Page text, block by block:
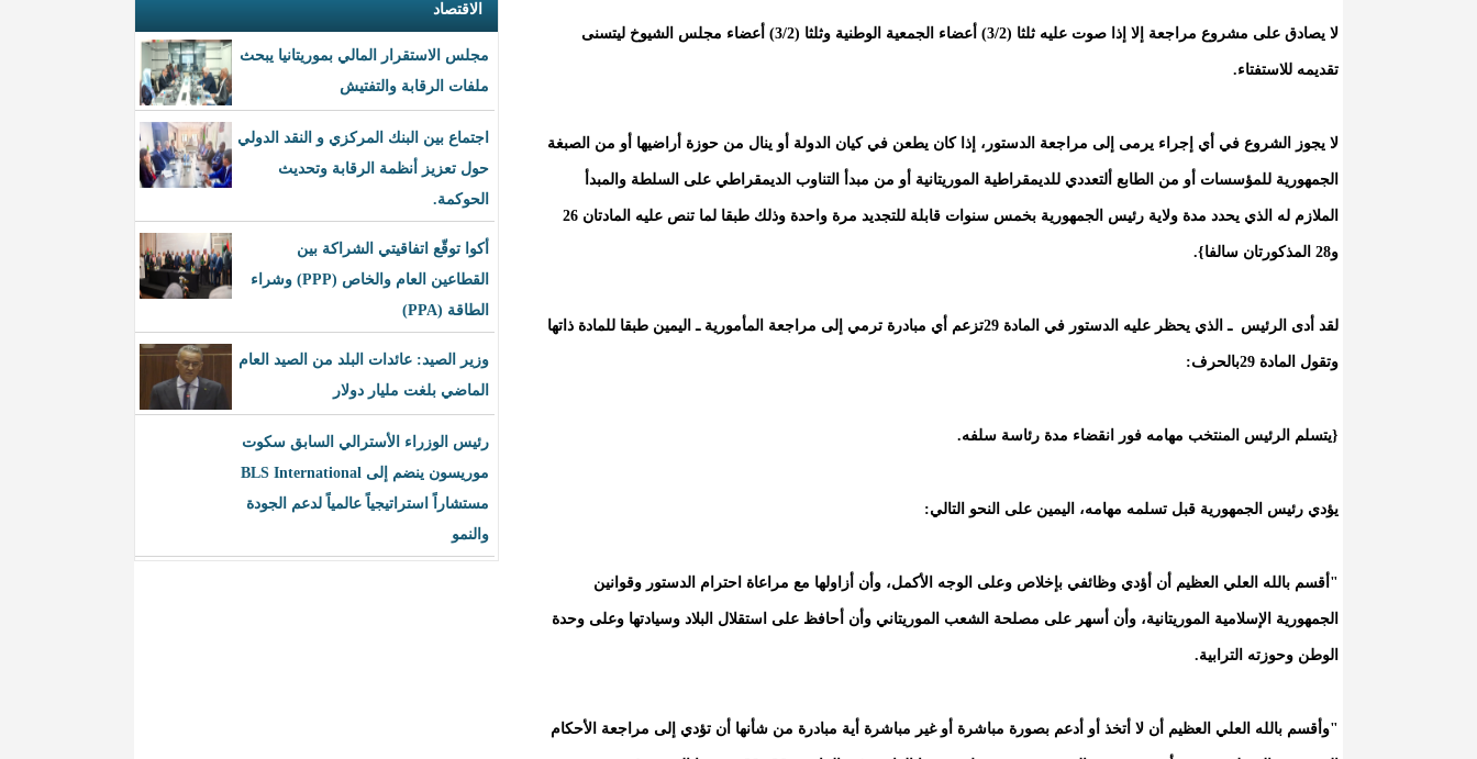
الاقتصاد
مجلس الاستقرار المالي بموريتانيا يبحث
ملفات الرقابة والتفتيش
اجتماع بين البنك المركزي و النقد الدولي
حول تعزيز أنظمة الرقابة وتحديث
الحوكمة.
أكوا توقّع اتفاقيتي الشراكة بين
القطاعين العام والخاص (PPP) وشراء
الطاقة (PPA)
وزير الصيد: عائدات البلد من الصيد العام
الماضي بلغت مليار دولار
رئيس الوزراء الأسترالي السابق سكوت
موريسون ينضم إلى BLS International
مستشاراً استراتيجياً عالمياً لدعم الجودة
والنمو
لا يصادق على مشروع مراجعة إلا إذا صوت عليه ثلثا (3/2) أعضاء الجمعية الوطنية وثلثا (3/2) أعضاء مجلس الشيوخ ليتسنى
تقديمه للاستفتاء.
لا يجوز الشروع في أي إجراء يرمى إلى مراجعة الدستور، إذا كان يطعن في كيان الدولة أو ينال من حوزة أراضيها أو من الصبغة
الجمهورية للمؤسسات أو من الطابع ألتعددي للديمقراطية الموريتانية أو من مبدأ التناوب الديمقراطي على السلطة والمبدأ
الملازم له الذي يحدد مدة ولاية رئيس الجمهورية بخمس سنوات قابلة للتجديد مرة واحدة وذلك طبقا لما تنص عليه المادتان 26
و28 المذكورتان سالفا}.
لقد أدى الرئيس ـ الذي يحظر عليه الدستور في المادة 29تزعم أي مبادرة ترمي إلى مراجعة المأمورية ـ اليمين طبقا للمادة ذاتها
وتقول المادة 29بالحرف:
{يتسلم الرئيس المنتخب مهامه فور انقضاء مدة رئاسة سلفه.
يؤدي رئيس الجمهورية قبل تسلمه مهامه، اليمين على النحو التالي:
"أقسم بالله العلي العظيم أن أؤدي وظائفي بإخلاص وعلى الوجه الأكمل، وأن أزاولها مع مراعاة احترام الدستور وقوانين
الجمهورية الإسلامية الموريتانية، وأن أسهر على مصلحة الشعب الموريتاني وأن أحافظ على استقلال البلاد وسيادتها وعلى وحدة
الوطن وحوزته الترابية.
"وأقسم بالله العلي العظيم أن لا أتخذ أو أدعم بصورة مباشرة أو غير مباشرة أية مبادرة من شأنها أن تؤدي إلى مراجعة الأحكام